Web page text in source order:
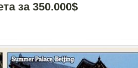
за 350.000$